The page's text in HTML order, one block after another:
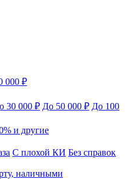
000 ₽
30 000 ₽ До 50 000 ₽ До 100
и другие
С плохой КИ Без справок
наличными